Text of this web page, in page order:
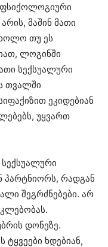
მაშინ მათი
თუ ეს
ლოგინში
სექსუალური
თვალში
ეკიდებიან
უყვართ
პარტნიორს, რადგან
შეგრძნებები. არ
დონეზე.
ხდებიან,